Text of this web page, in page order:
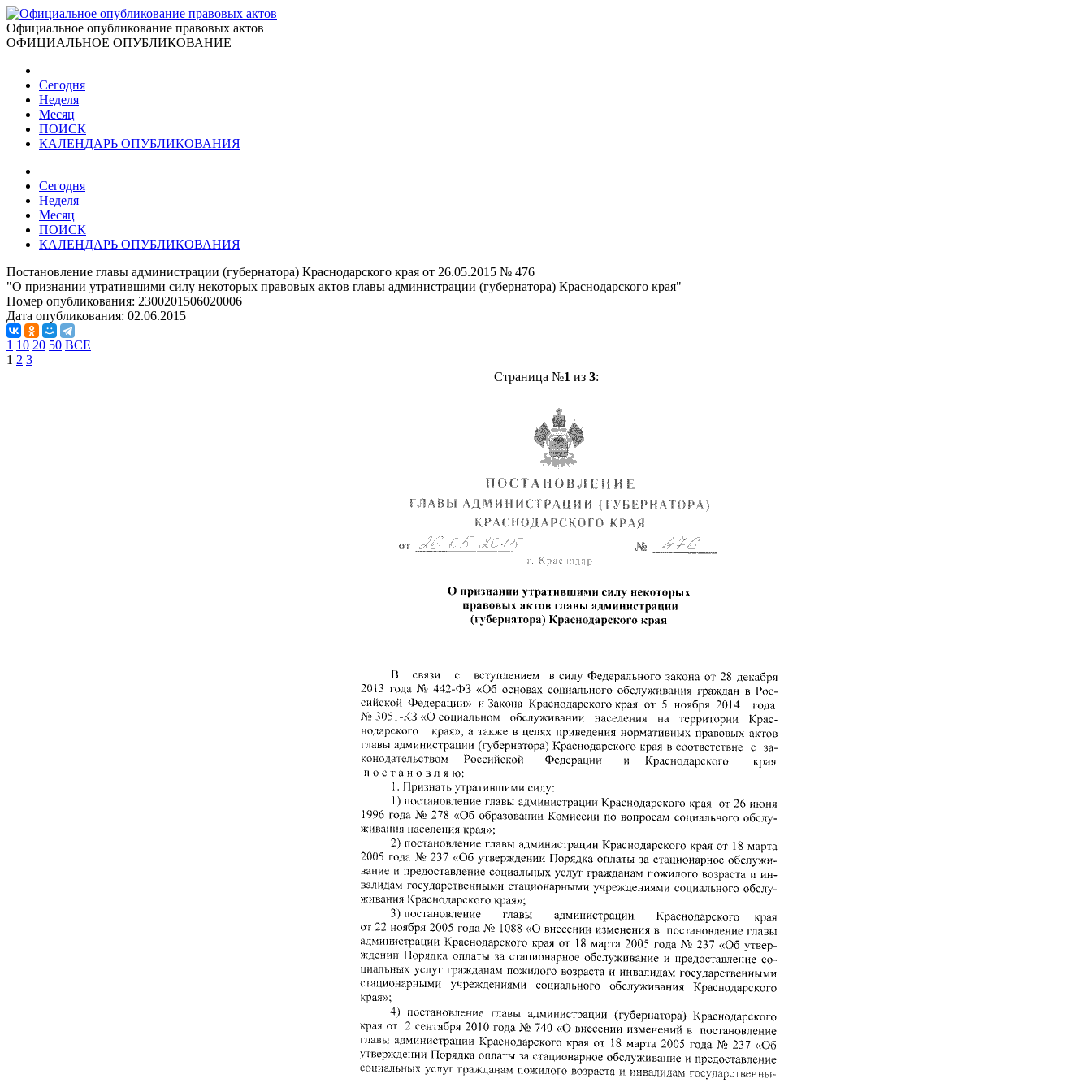
Официальное опубликование правовых актов
ОФИЦИАЛЬНОЕ ОПУБЛИКОВАНИЕ
Сегодня
Неделя
Месяц
ПОИСК
КАЛЕНДАРЬ ОПУБЛИКОВАНИЯ
Сегодня
Неделя
Месяц
ПОИСК
КАЛЕНДАРЬ ОПУБЛИКОВАНИЯ
Постановление главы администрации (губернатора) Краснодарского края от 26.05.2015 № 476
"О признании утратившими силу некоторых правовых актов главы администрации (губернатора) Краснодарского края"
Номер опубликования: 2300201506020006
Дата опубликования: 02.06.2015
1 10 20 50 ВСЕ
1 2 3
Страница №1 из 3: